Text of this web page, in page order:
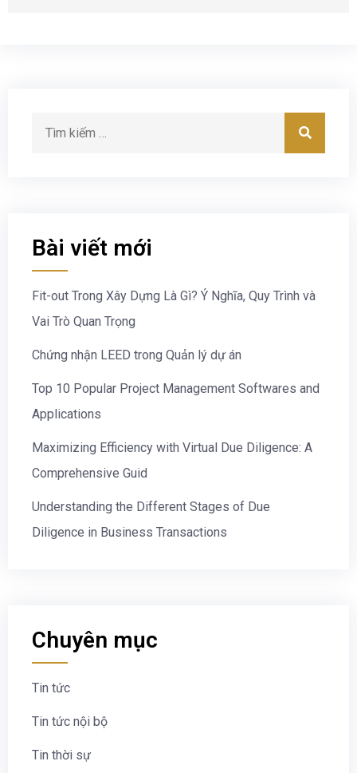
Bài viết mới
Fit-out Trong Xây Dựng Là Gì? Ý Nghĩa, Quy Trình và
Vai Trò Quan Trọng
Chứng nhận LEED trong Quản lý dự án
Top 10 Popular Project Management Softwares and
Applications
Maximizing Efficiency with Virtual Due Diligence: A
Comprehensive Guid
Understanding the Different Stages of Due
Diligence in Business Transactions
Chuyên mục
Tin tức
Tin tức nội bộ
Tin thời sự